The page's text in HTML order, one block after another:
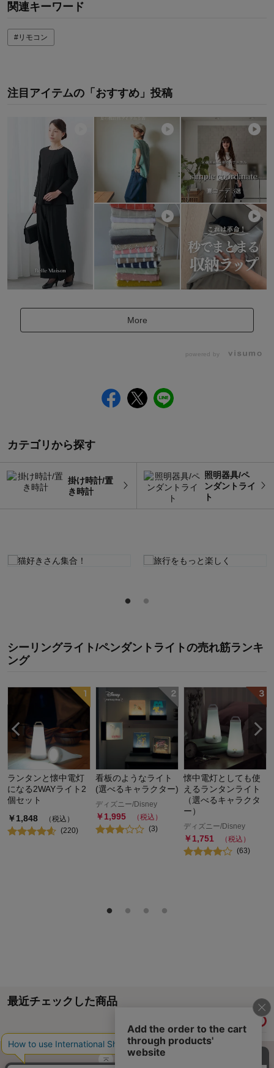
関連キーワード
#リモコン
注目アイテムの「おすすめ」投稿
More
powered by
カテゴリから探す
掛け時計/置
き時計
照明器具/ペ
ンダントライ
ト
シーリングライト/ペンダントライトの売れ筋ランキ
ング
ランタンと懐中電灯
になる2WAYライト2
個セット
￥1,848
（税込）
(220)
看板のようなライト
(選べるキャラクター)
ディズニー/Disney
￥1,995
（税込）
(3)
懐中電灯としても使
えるランタンライト
（選べるキャラクタ
ー）
ディズニー/Disney
￥1,751
（税込）
(63)
最近チェックした商品